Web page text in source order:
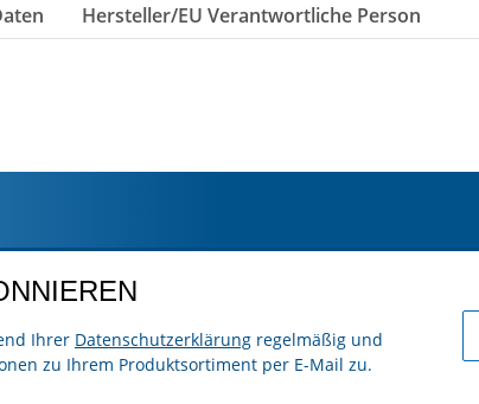
Hersteller/EU Verantwortliche Person
Ihrer Datenschutzerklärung regelmäßig und
zu Ihrem Produktsortiment per E-Mail zu.